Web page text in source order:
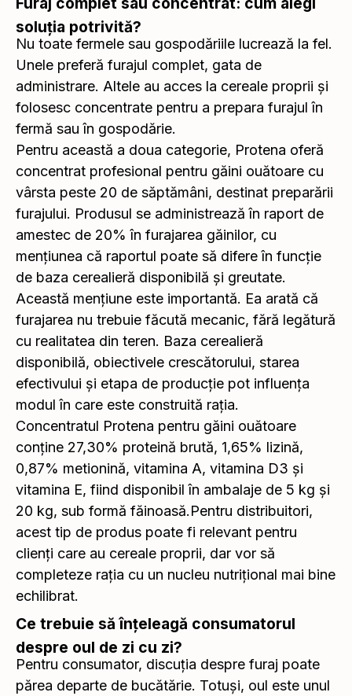
soluția potrivită?
Nu toate fermele sau gospodăriile lucrează la fel.
Unele preferă furajul complet, gata de
administrare. Altele au acces la cereale proprii și
folosesc concentrate pentru a prepara furajul în
fermă sau în gospodărie.
Pentru această a doua categorie, Protena oferă
concentrat profesional pentru găini ouătoare cu
vârsta peste 20 de săptămâni, destinat preparării
furajului. Produsul se administrează în raport de
amestec de 20% în furajarea găinilor, cu
mențiunea că raportul poate să difere în funcție
de baza cerealieră disponibilă și greutate.
Această mențiune este importantă. Ea arată că
furajarea nu trebuie făcută mecanic, fără legătură
cu realitatea din teren. Baza cerealieră
disponibilă, obiectivele crescătorului, starea
efectivului și etapa de producție pot influența
modul în care este construită rația.
Concentratul Protena pentru găini ouătoare
conține 27,30% proteină brută, 1,65% lizină,
0,87% metionină, vitamina A, vitamina D3 și
vitamina E, fiind disponibil în ambalaje de 5 kg și
20 kg, sub formă făinoasă.Pentru distribuitori,
acest tip de produs poate fi relevant pentru
clienți care au cereale proprii, dar vor să
completeze rația cu un nucleu nutrițional mai bine
echilibrat.
Ce trebuie să înțeleagă consumatorul
despre oul de zi cu zi?
Pentru consumator, discuția despre furaj poate
părea departe de bucătărie. Totuși, oul este unul